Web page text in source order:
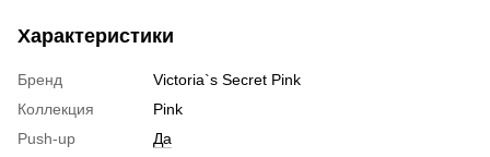
Характеристики
Бренд
Victoria`s Secret Pink
Коллекция
Pink
Push-up
Да